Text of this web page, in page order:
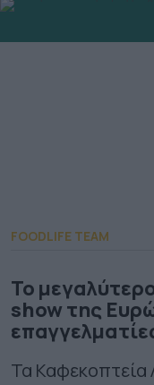
FOODLIFE TEAM
To
show της
Τα Καφεκοπτεία